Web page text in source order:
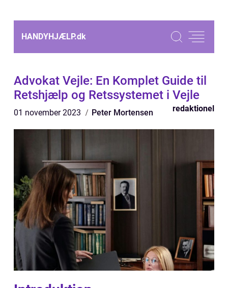
HANDYHJÆLP.dk
Advokat Vejle: En Komplet Guide til
Retshjælp og Retssystemet i Vejle
01 november 2023 Peter Mortensen redaktionel